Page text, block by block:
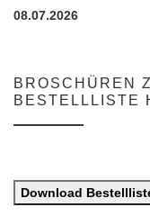
08.07.2026
BROSCHÜREN
BESTELLLISTE
Download